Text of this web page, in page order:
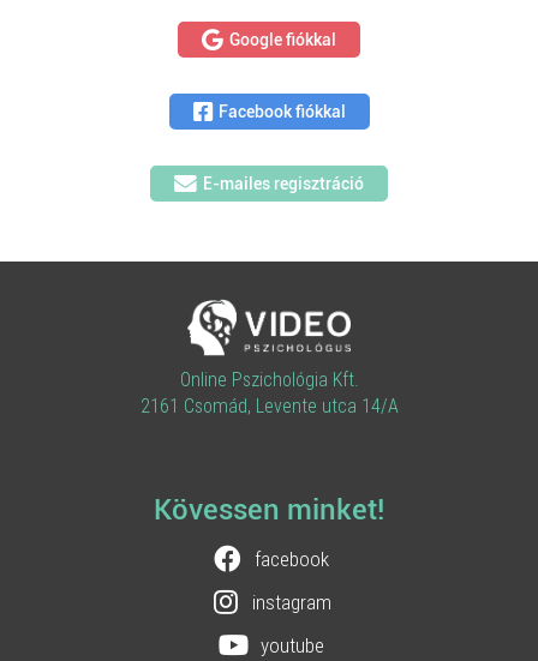
Google fiókkal
Facebook fiókkal
E-mailes regisztráció
Online Pszichológia Kft.
2161 Csomád, Levente utca 14/A
Kövessen minket!
facebook
instagram
youtube